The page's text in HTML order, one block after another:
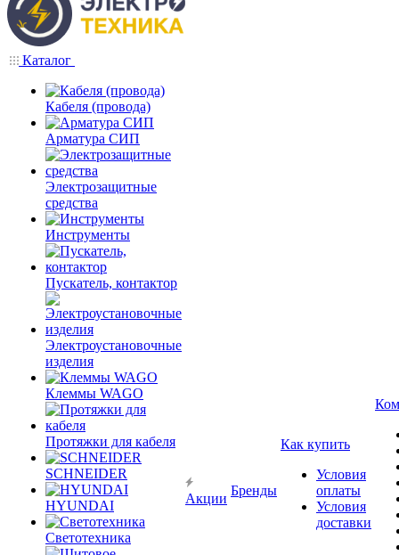
Каталог
Кабеля (провода)
Арматура СИП
Электрозащитные
средства
Инструменты
Пускатель, контактор
Электроустановочные
изделия
Клеммы WAGO
Протяжки для кабеля
SCHNEIDER
HYUNDAI
Светотехника
Акции
Бренды
Как купить
Условия
оплаты
Условия
доставки